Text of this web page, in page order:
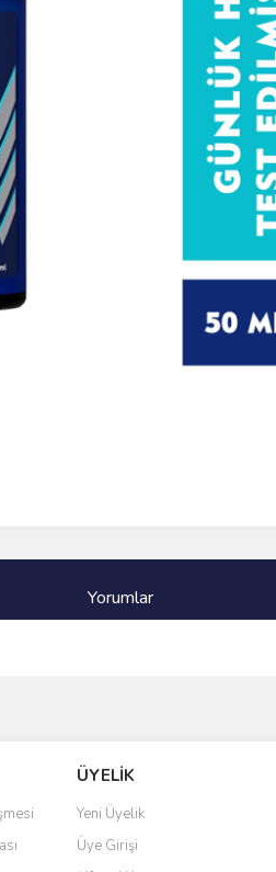
Yorumlar
ÜYELİK
Yeni Üyelik
Üye Girişi